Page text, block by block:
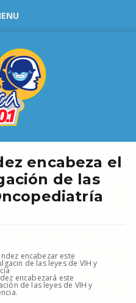
encabeza el
de las
encabezará este
de las leyes de VIH y